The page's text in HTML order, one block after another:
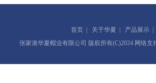
首页 关于华夏 产品展示
张家港华夏帽业有限公司 版权所有(C)2024 网络支